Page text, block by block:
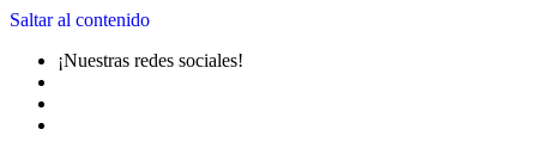
Saltar al contenido
¡Nuestras redes sociales!